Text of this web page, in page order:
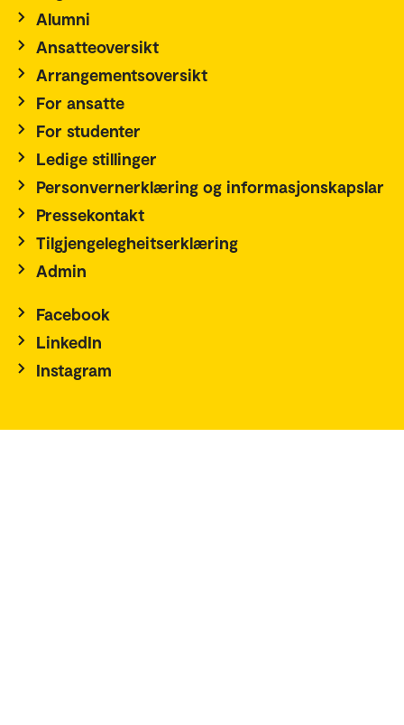
Alumni
Ansatteoversikt
Arrangementsoversikt
For ansatte
For studenter
Ledige stillinger
Personvernerklæring og informasjonskapslar
Pressekontakt
Tilgjengelegheitserklæring
Admin
Facebook
LinkedIn
Instagram